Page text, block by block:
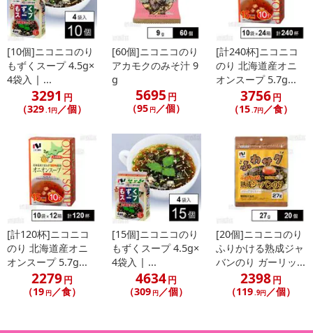
三つ葉も国産に限定しています。
●1食あたり11kcalと低カロリー設計。
健康志向の方にも安心してお召し上がりいただけるスープです。
【アカモクのみそ汁】
しました。
最も粘りのある旬の時期に収穫した国産アカモクを使用しているの
で、ねばねばトロ～リとした食感をお楽しみいただけます。
アカモクには、ワカメ、コンブ等にも含まれるねばねば成分「フコ
イダン」が含まれており、食物繊維やミネラル・ビタミンも豊富で
また、近年の研究により花粉症への効果が高いことでも注目されて
います。
【もずくスープ】
[10個]ニコニコのり
もずくスープ 4.5g×
4袋入 | ...
3291 円
（329.1円／個）
[60個]ニコニコのり
アカモクのみそ汁 9
g
5695 円
（95 円／個）
[計240杯]ニコニコ
のり 北海道産オニ
オンスープ 5.7g...
3756円
（15.7円／食）
[計120杯]ニコニコ
のり 北海道産オニ
オンスープ 5.7g...
2279円
（19 円／食）
[15個]ニコニコのり
もずくスープ 4.5g×
4袋入 | ...
4634円
（309 円 ／個）
[20個]ニコニコのり
ふりかける熟成ジャ
バンのり ガーリッ...
2398円
（119 .9円 ／個）